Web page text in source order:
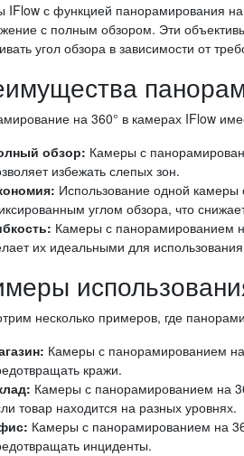
IFlow с функцией панорамирования на
с полным обзором. Эти
угол обзора в зависимости от
на 360° в камерах IFlow
обзор: Камеры с
избежать слепых зон.
Использование одной
углом обзора, что
Камеры с панорамированием
их идеальными для
несколько примеров, где
Камеры с панорамированием на
кражи.
Камеры с панорамированием на
товар находится на разных уровнях.
Камеры с панорамированием на
инциденты.